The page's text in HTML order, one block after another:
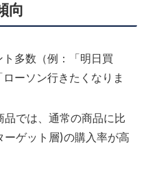
向
多数（例：「明日買
ーソン行きたくなりま
では、通常の商品に比
ゲット層)の購入率が高